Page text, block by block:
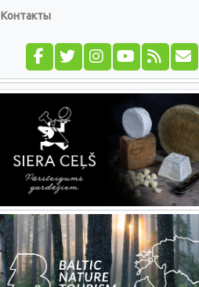
Контакты